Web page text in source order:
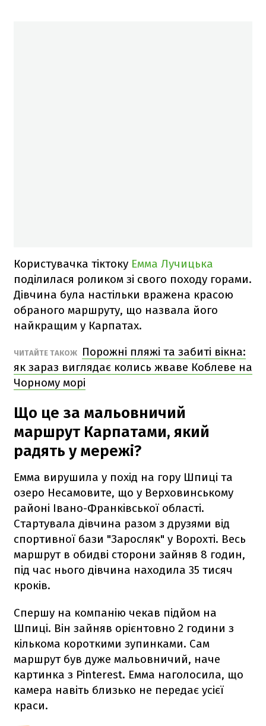
Користувачка тіктоку Емма Лучицька
поділилася роликом зі свого походу горами.
Дівчина була настільки вражена красою
обраного маршруту, що назвала його
найкращим у Карпатах.
ЧИТАЙТЕ ТАКОЖ
Порожні пляжі та забиті вікна:
як зараз виглядає колись жваве Коблеве на
Чорному морі
Що це за мальовничий
маршрут Карпатами, який
радять у мережі?
Емма вирушила у похід на гору Шпиці та
озеро Несамовите, що у Верховинському
районі Івано-Франківської області.
Стартувала дівчина разом з друзями від
спортивної бази "Заросляк" у Ворохті. Весь
маршрут в обидві сторони зайняв 8 годин,
під час нього дівчина находила 35 тисяч
кроків.
Спершу на компанію чекав підйом на
Шпиці. Він зайняв орієнтовно 2 години з
кількома короткими зупинками. Сам
маршрут був дуже мальовничий, наче
картинка з Pinterest. Емма наголосила, що
камера навіть близько не передає усієї
краси.